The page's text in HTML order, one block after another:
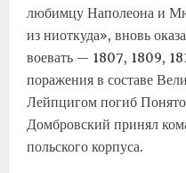
любимцу Наполеона и
из ниоткуда», вновь
воевать — 1807, 1809,
поражения в составе
Лейпцигом погиб
Домбровский принял
польского корпуса.